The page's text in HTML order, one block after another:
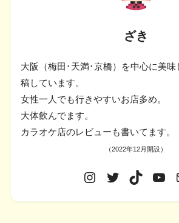
ざき
大阪（梅田･天満･京橋）を中心に美
稿しています。
女性一人でも行きやすいお店多め。
大体飲んでます。
カラオケ店のレビューも書いてます。
（2022年12月開設）